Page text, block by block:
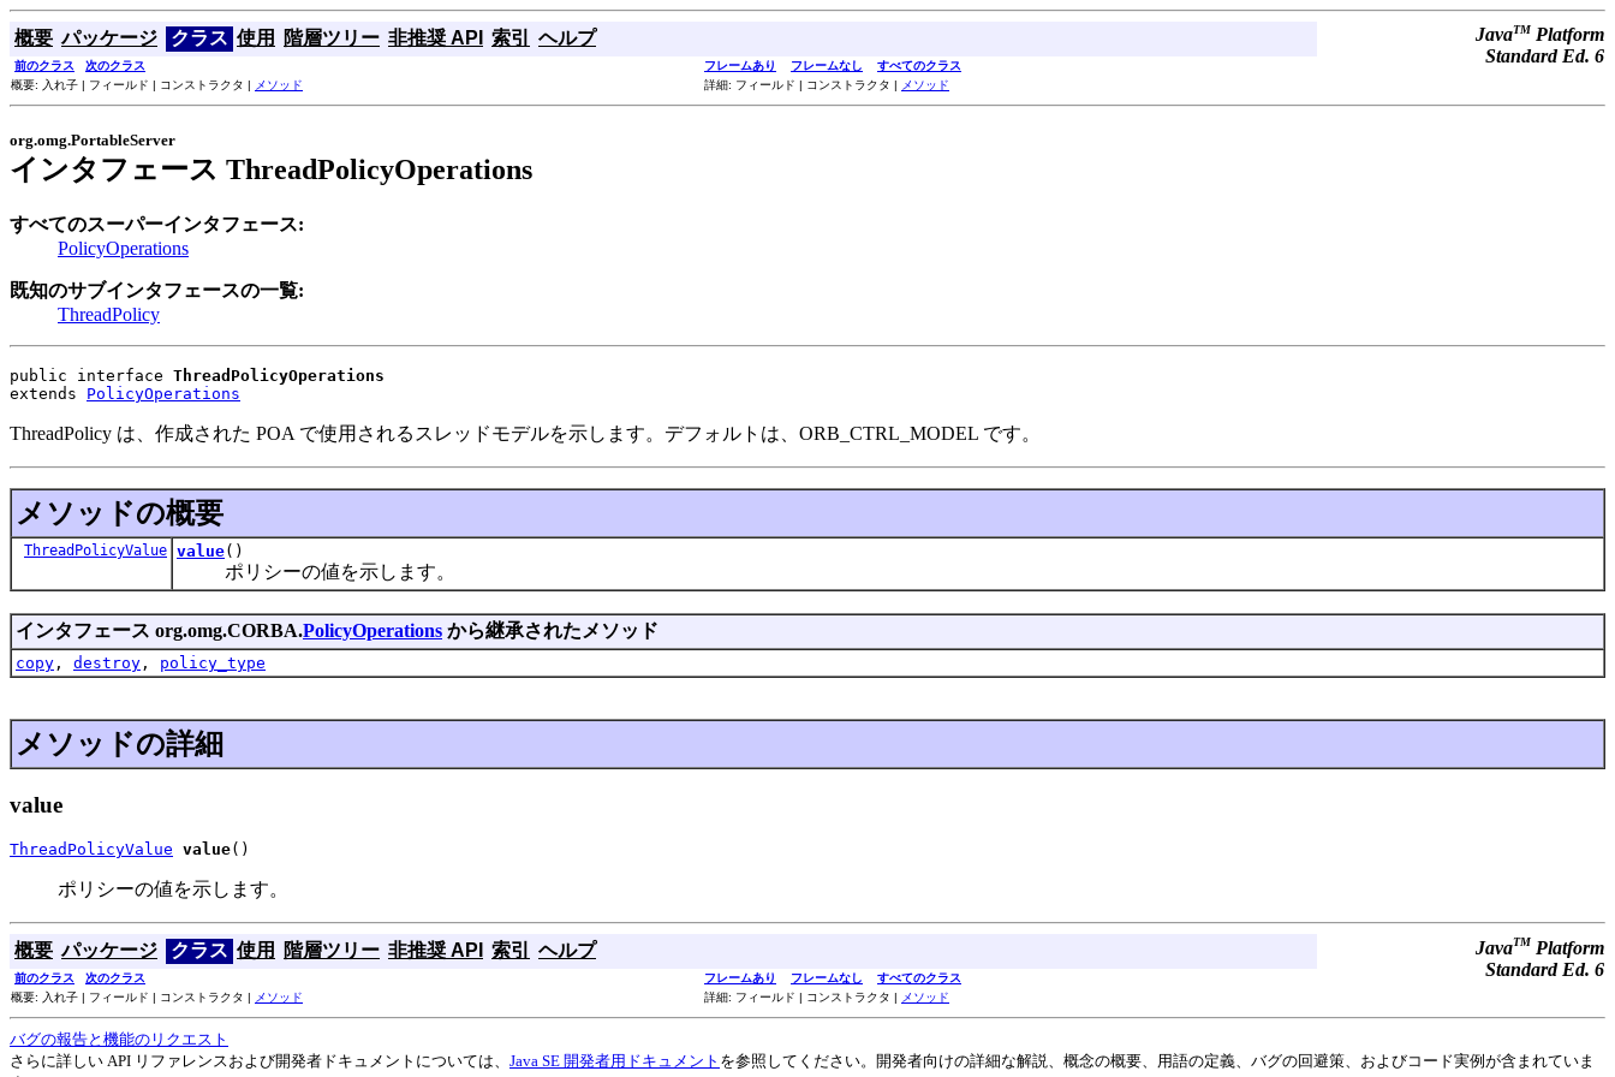
概要 パッケージ クラス 使用 階層ツリー 非推奨 API 索引 ヘルプ JavaTM Platform
Standard Ed. 6
前のクラス 次のクラス フレームあり フレームなし
すべてのクラス
概要: 入れ子 | フィールド | コンストラクタ |
メソッド 詳細: フィールド | コンストラクタ | メソッド
org.omg.PortableServer
インタフェース ThreadPolicyOperations
すべてのスーパーインタフェース:
PolicyOperations
既知のサブインタフェースの一覧:
ThreadPolicy
public interface ThreadPolicyOperations
extends PolicyOperations
ThreadPolicy は、作成された POA で使用されるスレッドモデルを示します。デフォルトは、ORB_CTRL_MODEL です。
メソッドの概要
ThreadPolicyValue value()
ポリシーの値を示します。
インタフェース org.omg.CORBA.PolicyOperations から継承されたメソッド
copy , destroy , policy_type
メソッドの詳細
value
ThreadPolicyValue value()
ポリシーの値を示します。
概要 パッケージ クラス 使用 階層ツリー 非推奨 API 索引 ヘルプ JavaTM Platform
Standard Ed. 6
前のクラス 次のクラス フレームあり フレームなし
すべてのクラス
概要: 入れ子 | フィールド | コンストラクタ | メソッド 詳細: フィールド | コンストラクタ | メソッド
バグの報告と機能のリクエスト
さらに詳しい API リファレンスおよび開発者ドキュメントについては、 Java SE 開発者用ドキュメント を参照してください。開発者向けの詳細な解説、概念の概要、用語の定義、バグの回避策、およびコード実例が含まれていま